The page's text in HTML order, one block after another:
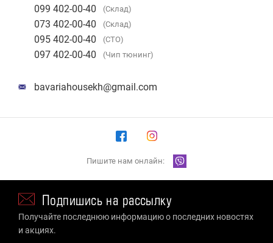
099 402-00-40 (Склад)
073 402-00-40 (Склад)
095 402-00-40 (СТО)
097 402-00-40 (Чип тюнинг)
bavariahousekh@gmail.com
Пишите нам онлайн:
Подпишись на рассылку
Получайте последнюю информацию о последних новостях
и акциях.